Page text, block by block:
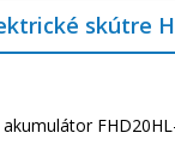
skútre